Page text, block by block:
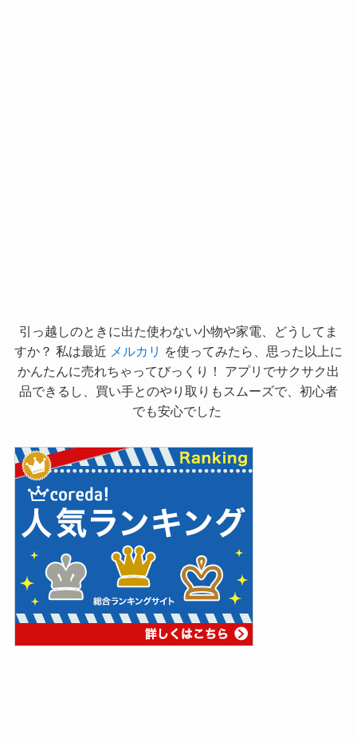
引っ越しのときに出た使わない小物や家電、どうしてま
すか？ 私は最近 メルカリ を使ってみたら、思った以上に
かんたんに売れちゃってびっくり！ アプリでサクサク出
品できるし、買い手とのやり取りもスムーズで、初心者
でも安心でした